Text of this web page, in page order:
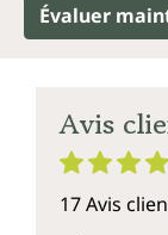
Évaluer
Avis
17 Avis